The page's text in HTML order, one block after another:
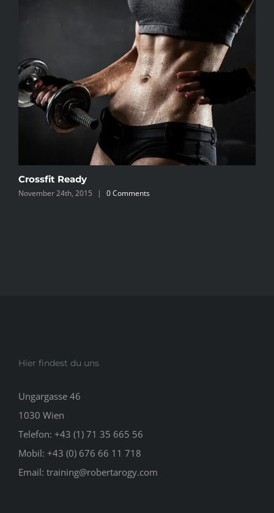
Crossfit Ready
November 24th, 2015 | 0 Comments
Hier findest du uns
Ungargasse 46
1030 Wien
Telefon: +43 (1) 71 35 665 56
Mobil: +43 (0) 676 66 11 718
Email: training@robertarogy.com